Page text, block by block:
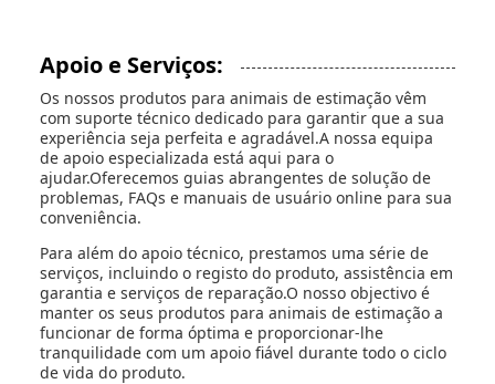
Apoio e Serviços:
Os nossos produtos para animais de estimação vêm
com suporte técnico dedicado para garantir que a sua
experiência seja perfeita e agradável.A nossa equipa
de apoio especializada está aqui para o
ajudar.Oferecemos guias abrangentes de solução de
problemas, FAQs e manuais de usuário online para sua
conveniência.
Para além do apoio técnico, prestamos uma série de
serviços, incluindo o registo do produto, assistência em
garantia e serviços de reparação.O nosso objectivo é
manter os seus produtos para animais de estimação a
funcionar de forma óptima e proporcionar-lhe
tranquilidade com um apoio fiável durante todo o ciclo
de vida do produto.